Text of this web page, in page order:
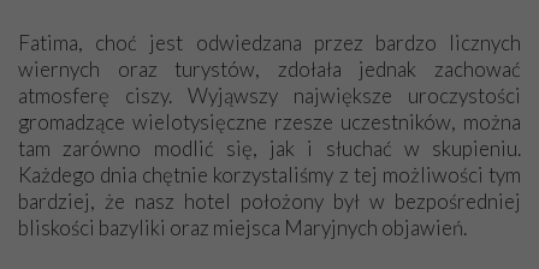
Fatima, choć jest odwiedzana przez bardzo licznych
wiernych oraz turystów, zdołała jednak zachować
atmosferę ciszy. Wyjąwszy największe uroczystości
gromadzące wielotysięczne rzesze uczestników, można
tam zarówno modlić się, jak i słuchać w skupieniu.
Każdego dnia chętnie korzystaliśmy z tej możliwości tym
bardziej, że nasz hotel położony był w bezpośredniej
bliskości bazyliki oraz miejsca Maryjnych objawień.